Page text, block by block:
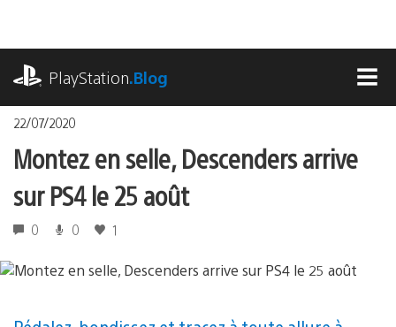
contenu
PlayStation.Blog
22/07/2020
Montez en selle, Descenders arrive
sur PS4 le 25 août
0 0 1